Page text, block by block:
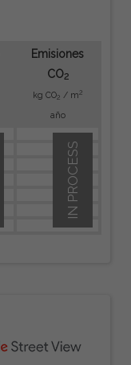
Emisiones
CO2
kg CO2 / m2
año
IN PROCESS